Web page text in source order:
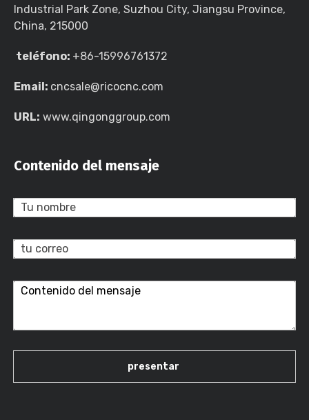
Industrial Park Zone, Suzhou City, Jiangsu Province,
China, 215000
teléfono: +86-15996761372
Email: cncsale@ricocnc.com
URL: www.qingonggroup.com
Contenido del mensaje